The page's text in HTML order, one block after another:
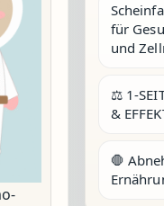
für
und
⚖️ 1-
&
🛑